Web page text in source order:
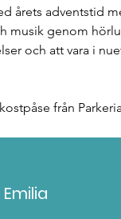
årets adventstid
musik genom
och att vara i
från